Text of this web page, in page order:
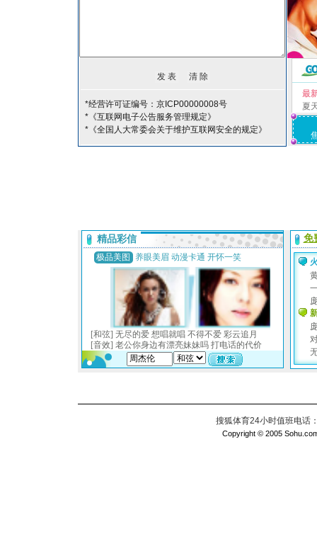
*经营许可证编号：京ICP00000008号
*《互联网电子公告服务管理规定》
*《全国人大常委会关于维护互联网安全的规定》
最
夏
搜狐体育24小时值班电话
Copyright © 2005